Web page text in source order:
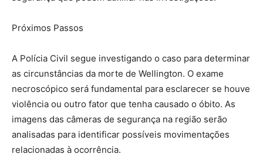
Próximos Passos
A Polícia Civil segue investigando o caso para determinar
as circunstâncias da morte de Wellington. O exame
necroscópico será fundamental para esclarecer se houve
violência ou outro fator que tenha causado o óbito. As
imagens das câmeras de segurança na região serão
analisadas para identificar possíveis movimentações
relacionadas à ocorrência.